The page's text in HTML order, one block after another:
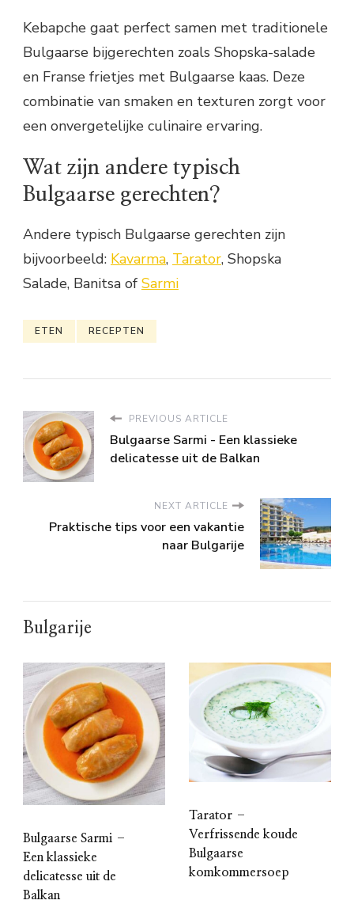
Kebapche gaat perfect samen met traditionele
Bulgaarse bijgerechten zoals Shopska-salade
en Franse frietjes met Bulgaarse kaas. Deze
combinatie van smaken en texturen zorgt voor
een onvergetelijke culinaire ervaring.
Wat zijn andere typisch
Bulgaarse gerechten?
Andere typisch Bulgaarse gerechten zijn
bijvoorbeeld: Kavarma, Tarator, Shopska
Salade, Banitsa of Sarmi
ETEN RECEPTEN
PREVIOUS ARTICLE
Bulgaarse Sarmi - Een klassieke
delicatesse uit de Balkan
NEXT ARTICLE
Praktische tips voor een vakantie
naar Bulgarije
Bulgarije
Bulgaarse Sarmi –
Een klassieke
delicatesse uit de
Balkan
Tarator –
Verfrissende koude
Bulgaarse
komkommersoep